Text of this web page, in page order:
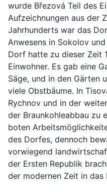
wurde Březová Teil des
Aufzeichnungen aus der
Jahrhunderts war das
Anwesens in Sokolov
Dorf hatte zu dieser Zeit
Einwohner. Es gab eine
Säge, und in den Gärten
viele Obstbäume. In
Rychnov und in der
der Braunkohleabbau zu
boten
des Dorfes, dennoch
vorwiegend
der Ersten Republik
der modernen Zeit in das